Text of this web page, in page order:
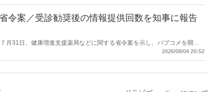
令案／受診勧奨後の情報提供回数を知事に報告
月31日、健康増進支援薬局などに関する省令案を示し、パブコメを開始
医療機関や連携機関に対して、利用者の相談内容や薬剤及び医薬品に関す
2026/08/04 20:52